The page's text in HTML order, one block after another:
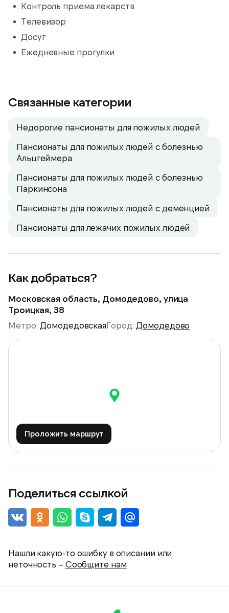
Контроль приема лекарств
Телевизор
Досуг
Ежедневные прогулки
Связанные категории
Недорогие пансионаты для пожилых людей
Пансионаты для пожилых людей с болезнью
Альцгеймера
Пансионаты для пожилых людей с болезнью
Паркинсона
Пансионаты для пожилых людей с деменцией
Пансионаты для лежачих пожилых людей
Как добраться?
Московская область, Домодедово, улица
Троицкая, 38
Метро: ДомодедовскаяГород: Домодедово
Проложить маршрут
Поделиться ссылкой
Нашли какую-то ошибку в описании или
неточность – Сообщите нам